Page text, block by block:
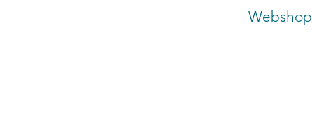
Webshop